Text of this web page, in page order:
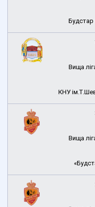
Вища
КНУ
Вища